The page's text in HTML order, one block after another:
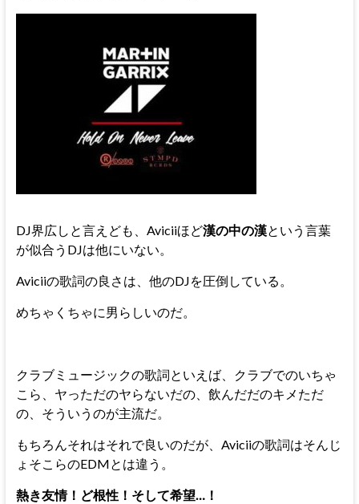
DJ界広しと言えども、Aviciiほど漢の中の漢という言葉
が似合うDJは他にいない。
Aviciiの歌詞の良さは、他のDJを圧倒している。
めちゃくちゃに男らしいのだ。
クラブミュージックの歌詞といえば、クラブでのいちゃ
こら、ヤっただのヤらないだの、飲んだだのキメただ
の、そういうのが主流だ。
もちろんそれはそれで良いのだが、Aviciiの歌詞はそんじ
ょそこらのEDMとは違う。
熱き友情！ど根性！そして希望…！